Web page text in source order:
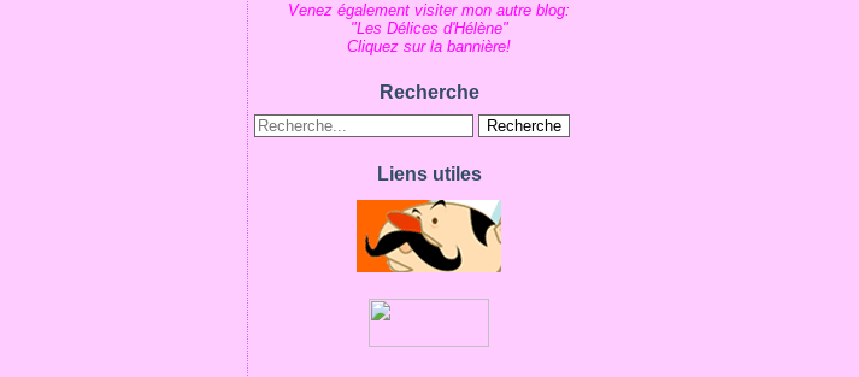
Venez également visiter mon autre blog:
"Les Délices d'Hélène"
Cliquez sur la bannière!
Recherche
Liens utiles